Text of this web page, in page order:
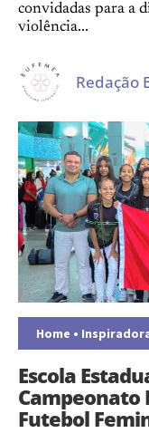
convidadas para a
violência...
Redação
Home •
Escola
Campeonato
Futebol